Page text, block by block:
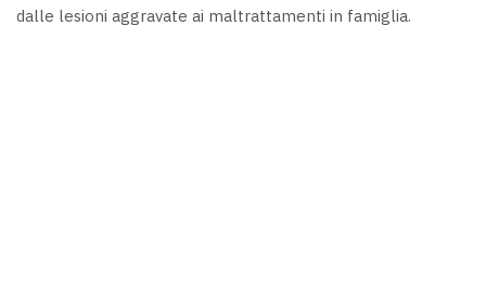
dalle lesioni aggravate ai maltrattamenti in famiglia.